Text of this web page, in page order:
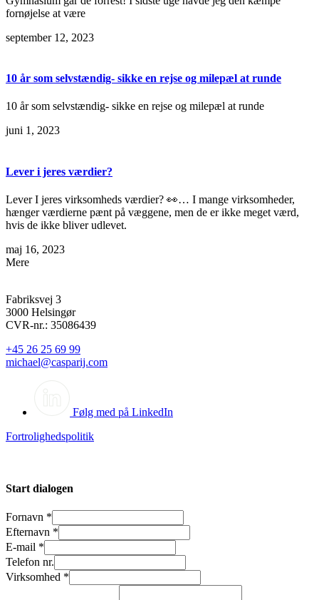
fornøjelse at være
september 12, 2023
10 år som selvstændig- sikke en rejse og milepæl at runde
10 år som selvstændig- sikke en rejse og milepæl at runde
juni 1, 2023
Lever i jeres værdier?
Lever I jeres virksomheds værdier? 👀… I mange virksomheder,
hænger værdierne pænt på væggene, men de er ikke meget værd,
hvis de ikke bliver udlevet.
maj 16, 2023
Mere
Fabriksvej 3
3000 Helsingør
CVR-nr.: 35086439
+45 26 25 69 99
michael@casparij.com
Følg med på LinkedIn
Fortrolighedspolitik
Start dialogen
Fornavn *
Efternavn *
E-mail *
Telefon nr.
Virksomhed *